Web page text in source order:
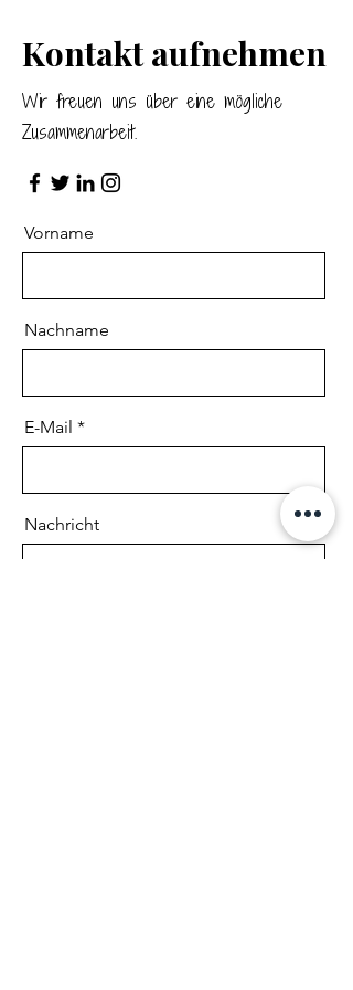
Kontakt aufnehmen
Wir freuen uns über eine mögliche
Zusammenarbeit.
Vorname
Nachname
E-Mail
Nachricht